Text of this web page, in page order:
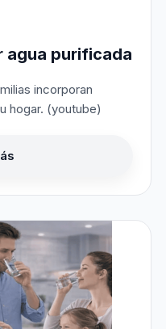
agua purificada
incorporan
hogar. (youtube)